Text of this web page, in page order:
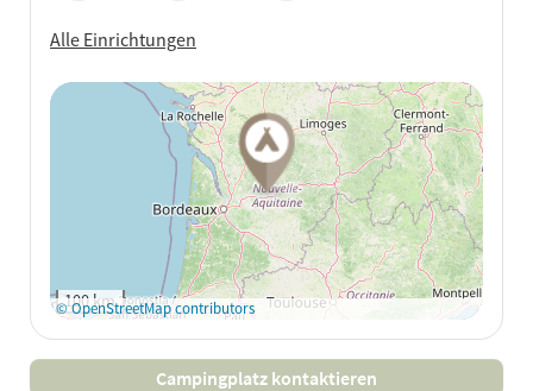
Alle Einrichtungen
Auf Google Maps
anzeigen
100 km
© OpenStreetMap contributors
Campingplatz kontaktieren